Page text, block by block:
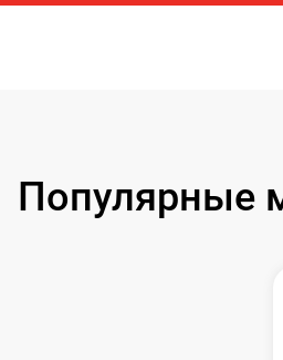
Популярные